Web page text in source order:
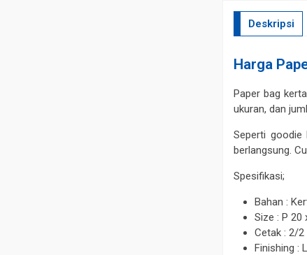
Deskripsi
Harga
Paper bag
ukuran, dan
Seperti goodie
berlangsung.
Spesifikasi;
Bahan :
Size : P 20
Cetak : 2/
Finishing :